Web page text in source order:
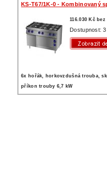
KS-T67/1K-0 - Kombinovaný
116.030 Kč bez
Dostupnost:
6x hořák, horkovzdušná trouba,
příkon trouby 6,7 kW